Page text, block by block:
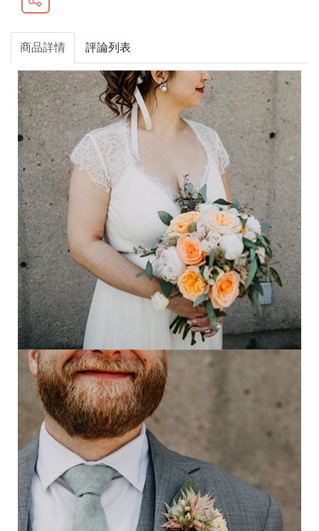
商品詳情 評論列表